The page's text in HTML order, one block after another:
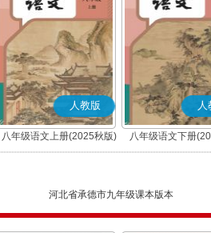
人教版
八年级语文上册(2025秋版)
(部编版)
人
八年级语文下册
(部编版)
河北省承德市九年级课本版本